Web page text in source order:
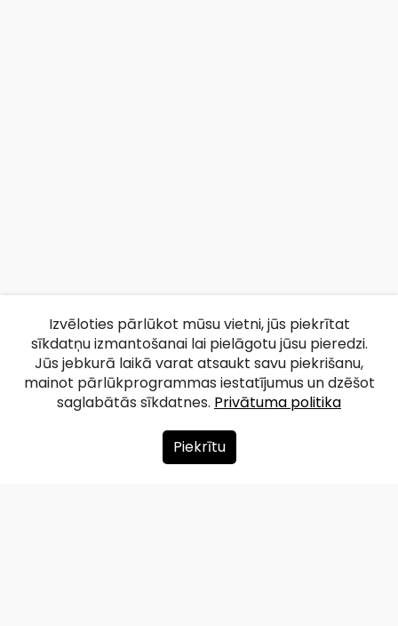
Par mums
Izvēloties pārlūkot mūsu vietni, jūs piekrītat
sīkdatņu izmantošanai lai pielāgotu jūsu pieredzi.
Jūs jebkurā laikā varat atsaukt savu piekrišanu,
mainot pārlūkprogrammas iestatījumus un dzēšot
saglabātās sīkdatnes. Privātuma politika
Piekrītu